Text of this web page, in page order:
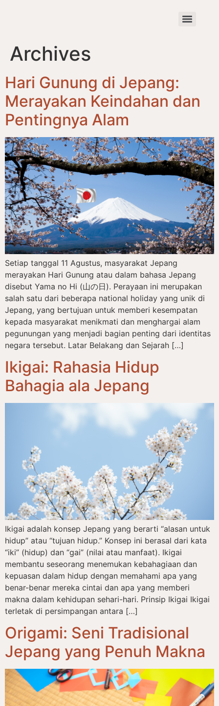
Archives
Hari Gunung di Jepang:
Merayakan Keindahan dan
Pentingnya Alam
Setiap tanggal 11 Agustus, masyarakat Jepang
merayakan Hari Gunung atau dalam bahasa Jepang
disebut Yama no Hi (山の日). Perayaan ini merupakan
salah satu dari beberapa national holiday yang unik di
Jepang, yang bertujuan untuk memberi kesempatan
kepada masyarakat menikmati dan menghargai alam
pegunungan yang menjadi bagian penting dari identitas
negara tersebut. Latar Belakang dan Sejarah […]
Ikigai: Rahasia Hidup
Bahagia ala Jepang
Ikigai adalah konsep Jepang yang berarti “alasan untuk
hidup” atau “tujuan hidup.” Konsep ini berasal dari kata
“iki” (hidup) dan “gai” (nilai atau manfaat). Ikigai
membantu seseorang menemukan kebahagiaan dan
kepuasan dalam hidup dengan memahami apa yang
benar-benar mereka cintai dan apa yang memberi
makna dalam kehidupan sehari-hari. Prinsip Ikigai Ikigai
terletak di persimpangan antara […]
Origami: Seni Tradisional
Jepang yang Penuh Makna